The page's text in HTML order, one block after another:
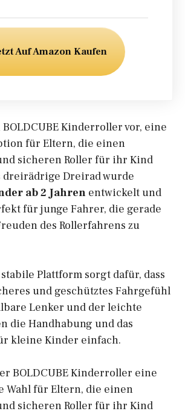
Auf Amazon Kaufen
Kinderroller vor, eine
für Eltern, die einen
sicheren Roller für ihr Kind
dreirädrige Dreirad wurde
ab 2 Jahren entwickelt und
für junge Fahrer, die gerade
des Rollerfahrens zu
Plattform sorgt dafür, dass
und geschütztes Fahrgefühl
Lenker und der leichte
die Handhabung und das
kleine Kinder einfach.
BOLDCUBE Kinderroller eine
Wahl für Eltern, die einen
sicheren Roller für ihr Kind